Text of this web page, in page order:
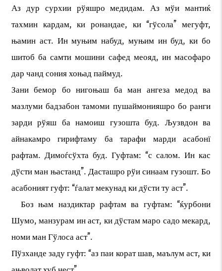
Аз дур сурхии рўяшро медидам. Аз мўи мантиќ
тахмин кардам, ки ронандае, ки “гўсола” мегуфт,
њамин аст. Ин муњим набуд, муњим ин буд, ки бо
шитоб ба самти мошини сафед меояд, ин масофаро
дар чанд сония хоњад паймуд.
Зани бемор бо нигоњаш ба ман ангеза медод ва
мазлуми бадзабон тамоми пушаймонияшро бо ранги
зарди рўяш ба намоиш гузошта буд. Љузвдон ва
айнакамро гирифтаму ба тарафи марди асабонї
рафтам. Димоѓсўхта буд. Гуфтам: “с салом. Ин кас
дўсти ман њастанд”. Дасташро рўи синаам гузошт. Бо
асабоният гуфт: “ѓалат мекунад ки дўсти ту аст”.
Боз њам наздиктар рафтам ва гуфтам: “ќурбони
Шумо, манзурам ин аст, ки дўстам маро садо мекард,
номи ман Гўлоса аст”.
Пўзханде заду гуфт: “аз паи корат шав, маълум аст, ки